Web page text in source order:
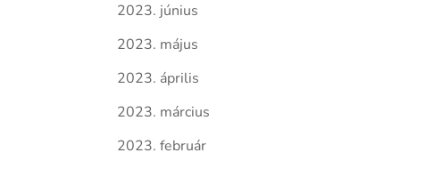
2023. június
2023. május
2023. április
2023. március
2023. február